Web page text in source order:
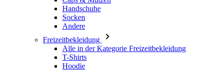
Handschuhe
Socken
Andere
Freizeitbekleidung
Alle in der Kategorie Freizeitbekleidung
T-Shirts
Hoodie